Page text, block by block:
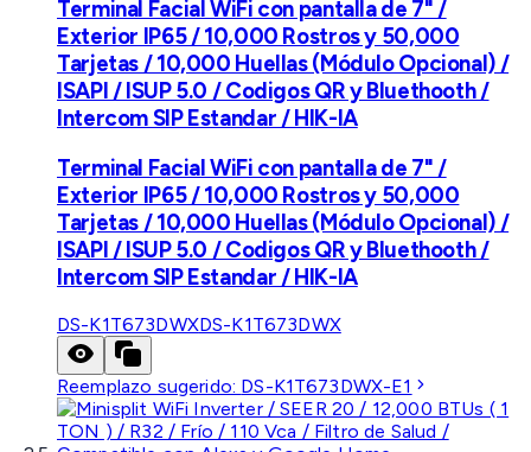
Terminal Facial WiFi con pantalla de 7" /
Exterior IP65 / 10,000 Rostros y 50,000
Tarjetas / 10,000 Huellas (Módulo Opcional) /
ISAPI / ISUP 5.0 / Codigos QR y Bluethooth /
Intercom SIP Estandar / HIK-IA
Terminal Facial WiFi con pantalla de 7" /
Exterior IP65 / 10,000 Rostros y 50,000
Tarjetas / 10,000 Huellas (Módulo Opcional) /
ISAPI / ISUP 5.0 / Codigos QR y Bluethooth /
Intercom SIP Estandar / HIK-IA
DS-K1T673DWXDS-K1T673DWX
Reemplazo sugerido: DS-K1T673DWX-E1